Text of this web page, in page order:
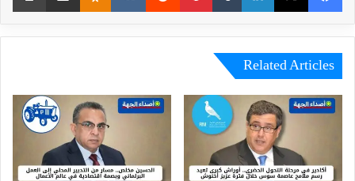
Related Articles